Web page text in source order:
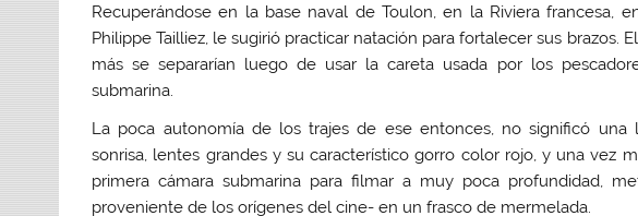
Recuperándose en la base naval de Toulon, en la Riviera francesa,
Philippe Tailliez, le sugirió practicar natación para fortalecer sus brazos.
más se separarían luego de usar la careta usada por los
submarina.
La poca autonomía de los trajes de ese entonces, no significó una
sonrisa, lentes grandes y su característico gorro color rojo, y una vez
primera cámara submarina para filmar a muy poca profundidad,
proveniente de los orígenes del cine- en un frasco de mermelada.